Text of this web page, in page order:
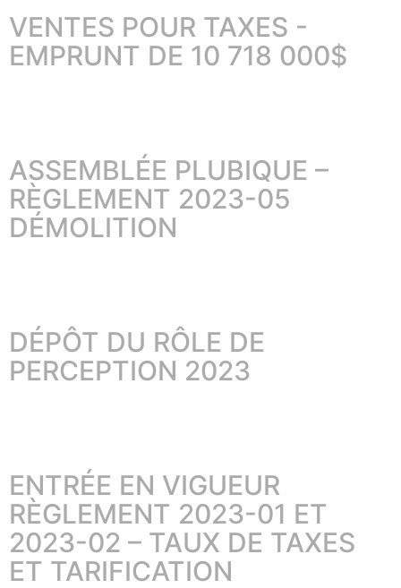
VENTES POUR TAXES -
EMPRUNT DE 10 718 000$
ASSEMBLÉE PLUBIQUE –
RÈGLEMENT 2023-05
DÉMOLITION
DÉPÔT DU RÔLE DE
PERCEPTION 2023
ENTRÉE EN VIGUEUR
RÈGLEMENT 2023-01 ET
2023-02 – TAUX DE TAXES
ET TARIFICATION